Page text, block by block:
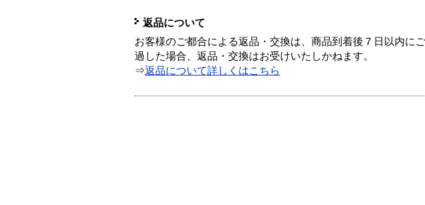
返品について
お客様のご都合による返品・交換は、商品到着後７日以内に
過した場合、返品・交換はお受けいたしかねます。
⇒返品について詳しくはこちら